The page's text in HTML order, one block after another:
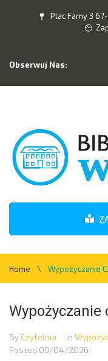
Plac Farny 3
Obserwuj Nas:
Home \ Wypożyczanie
Wypożyczanie
By Czytelnia In
Posted 09/04/2026